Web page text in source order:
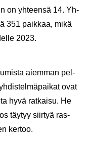
on yh­teen­sä 14. Yh­
351 paik­kaa, mikä
2023.
ai­em­man pel­
ovat
hyvä rat­kai­su. He
täy­tyy siir­tyä ras­
ker­too.